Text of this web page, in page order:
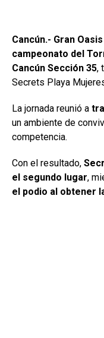
Cancún.- Gran
campeonato del
Cancún Sección 35,
Secrets Playa
La jornada reunió a
un ambiente de
competencia.
Con el resultado,
el segundo lugar,
el podio al obtener